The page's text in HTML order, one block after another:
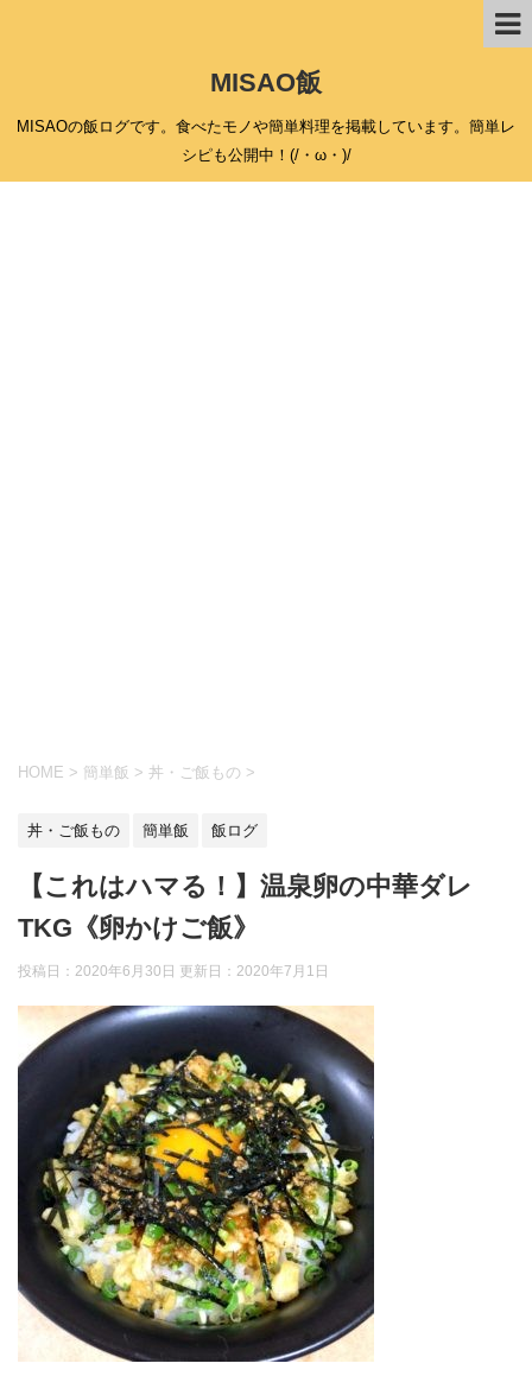
MISAO飯
MISAOの飯ログです。食べたモノや簡単料理を掲載しています。簡単レ
シピも公開中！(/・ω・)/
HOME > 簡単飯 > 丼・ご飯もの >
丼・ご飯もの 簡単飯 飯ログ
【これはハマる！】温泉卵の中華ダレ
TKG《卵かけご飯》
投稿日：2020年6月30日 更新日： 2020年7月1日